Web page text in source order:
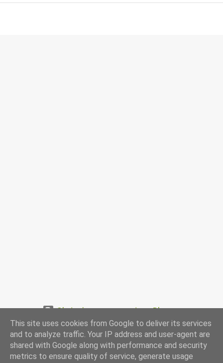
Obsługiwane przez usługę Blogger
www.przepismamy.pl
This site uses cookies from Google to deliver its services
and to analyze traffic. Your IP address and user-agent are
shared with Google along with performance and security
metrics to ensure quality of service, generate usage